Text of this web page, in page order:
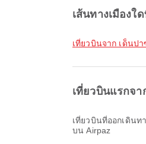
เส้นทางเมือง
เที่ยวบินจาก เด็นป
เที่ยวบินแรกจ
เที่ยวบินที่ออกเดินทางเร็วที่สุดจาก เด็นปาซาร์ กับ ไทยไลอ้อนแอร์ / Thai Lion Air ออกเดินทางเวลา 13:15 คุณสามารถดูตารางเวลานี้และเปรียบเทียบตัวเลือกเที่ยวบินอื่นที่มีให้บริการ
บน Airpaz